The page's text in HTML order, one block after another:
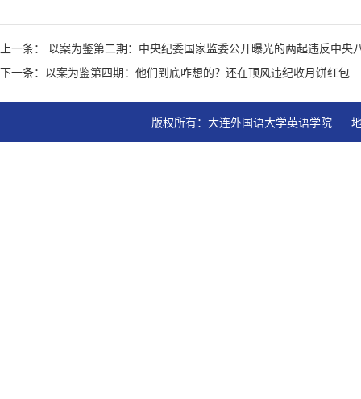
上一条： 以案为鉴第二期：中央纪委国家监委公开曝光的两起违反中央
下一条：以案为鉴第四期：他们到底咋想的？还在顶风违纪收月饼红包
版权所有：大连外国语大学英语学院